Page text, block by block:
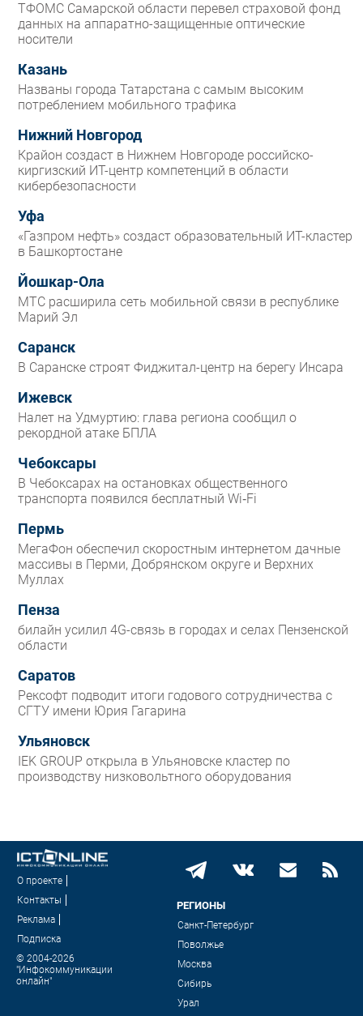
ТФОМС Самарской области перевел страховой фонд
данных на аппаратно-защищенные оптические
носители
Казань
Названы города Татарстана с самым высоким
потреблением мобильного трафика
Нижний Новгород
Крайон создаст в Нижнем Новгороде российско-
киргизский ИТ-центр компетенций в области
кибербезопасности
Уфа
«Газпром нефть» создаст образовательный ИТ-кластер
в Башкортостане
Йошкар-Ола
МТС расширила сеть мобильной связи в республике
Марий Эл
Саранск
В Саранске строят Фиджитал-центр на берегу Инсара
Ижевск
Налет на Удмуртию: глава региона сообщил о
рекордной атаке БПЛА
Чебоксары
В Чебоксарах на остановках общественного
транспорта появился бесплатный Wi‑Fi
Пермь
МегаФон обеспечил скоростным интернетом дачные
массивы в Перми, Добрянском округе и Верхних
Муллах
Пенза
билайн усилил 4G-связь в городах и селах Пензенской
области
Саратов
Рексофт подводит итоги годового сотрудничества с
СГТУ имени Юрия Гагарина
Ульяновск
IEK GROUP открыла в Ульяновске кластер по
производству низковольтного оборудования
О проекте
Контакты
Реклама
Подписка
© 2004-2026
"Инфокоммуникации
онлайн"
РЕГИОНЫ
Санкт-Петербург
Поволжье
Москва
Сибирь
Урал